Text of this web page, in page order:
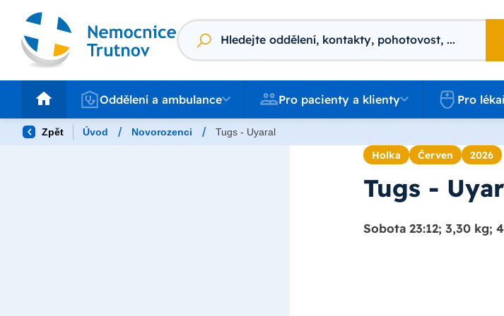
Vyhledávání
Oddělení a ambulance
Oddělení a ambulance Pro pacienty a klienty
Pro lékaře a
Pro
Zpět Úvod / Novorozenci / Tugs - Uyaral
Holka Červen 2026
Tugs -
Sobota 23:12; 3,30 kg;